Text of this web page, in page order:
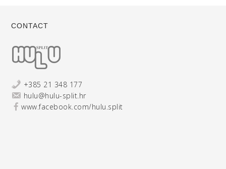
CONTACT
+385 21 348 177
hulu@hulu-split.hr
www.facebook.com/hulu.split